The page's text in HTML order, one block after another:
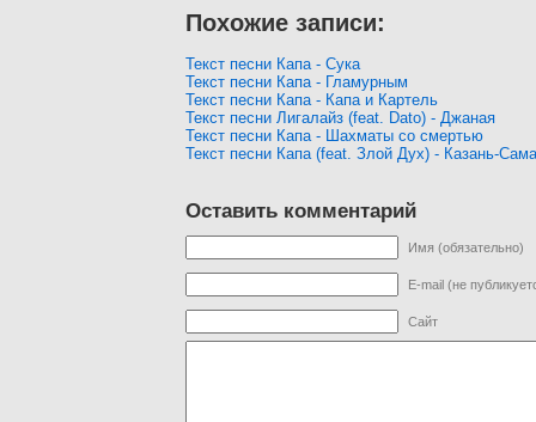
Похожие записи:
Текст песни Капа - Сука
Текст песни Капа - Гламурным
Текст песни Капа - Капа и Картель
Текст песни Лигалайз (feat. Dato) - Джаная
Текст песни Капа - Шахматы со смертью
Текст песни Капа (feat. Злой Дух) - Казань-
Оставить комментарий
Имя (обязательно)
E-mail (не
Сайт